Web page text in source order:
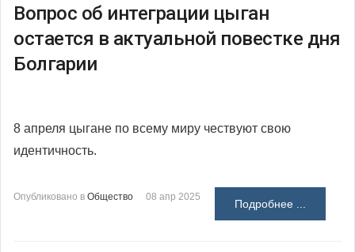
Вопрос об интеграции цыган
остается в актуальной повестке дня
Болгарии
8 апреля цыгане по всему миру чествуют свою
идентичность.
Опубликовано в Общество 08 апр 2025
Подробнее ...